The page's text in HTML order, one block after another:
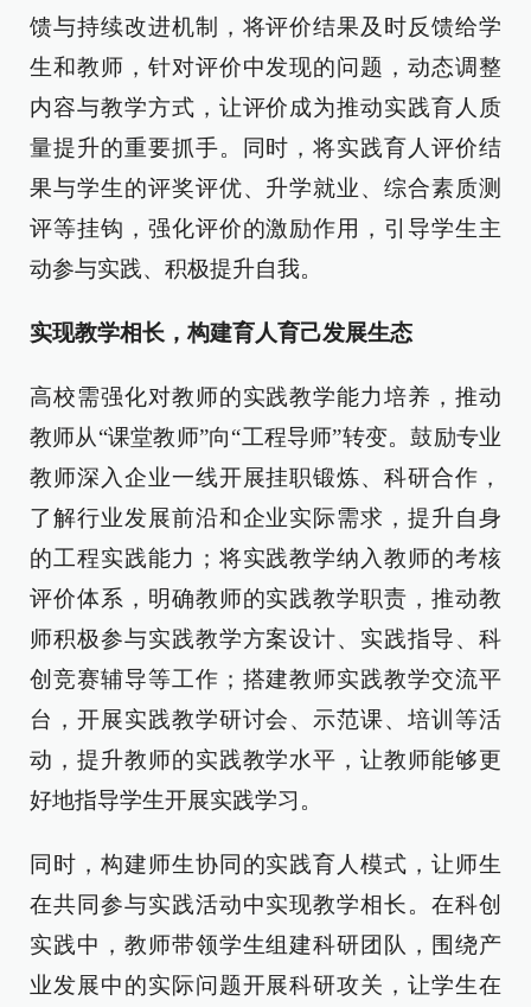
馈与持续改进机制，将评价结果及时反馈给学
生和教师，针对评价中发现的问题，动态调整
内容与教学方式，让评价成为推动实践育人质
量提升的重要抓手。同时，将实践育人评价结
果与学生的评奖评优、升学就业、综合素质测
评等挂钩，强化评价的激励作用，引导学生主
动参与实践、积极提升自我。
实现教学相长，构建育人育己发展生态
高校需强化对教师的实践教学能力培养，推动
教师从“课堂教师”向“工程导师”转变。鼓励专业
教师深入企业一线开展挂职锻炼、科研合作，
了解行业发展前沿和企业实际需求，提升自身
的工程实践能力；将实践教学纳入教师的考核
评价体系，明确教师的实践教学职责，推动教
师积极参与实践教学方案设计、实践指导、科
创竞赛辅导等工作；搭建教师实践教学交流平
台，开展实践教学研讨会、示范课、培训等活
动，提升教师的实践教学水平，让教师能够更
好地指导学生开展实践学习。
同时，构建师生协同的实践育人模式，让师生
在共同参与实践活动中实现教学相长。在科创
实践中，教师带领学生组建科研团队，围绕产
业发展中的实际问题开展科研攻关，让学生在